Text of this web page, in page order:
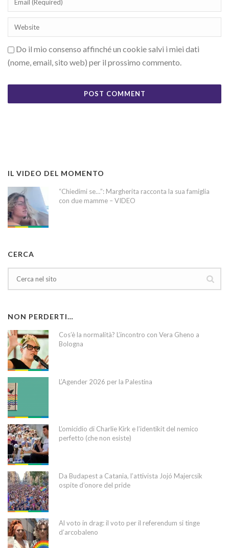
Do il mio consenso affinché un cookie salvi i miei dati
(nome, email, sito web) per il prossimo commento.
IL VIDEO DEL MOMENTO
“Chiedimi se…”: Margherita racconta la sua famiglia
con due mamme – VIDEO
CERCA
NON PERDERTI…
Cos’è la normalità? L’incontro con Vera Gheno a
Bologna
L’Agender 2026 per la Palestina
L’omicidio di Charlie Kirk e l’identikit del nemico
perfetto (che non esiste)
Da Budapest a Catania, l’attivista Jojó Majercsik
ospite d’onore del pride
Al voto in drag: il voto per il referendum si tinge
d’arcobaleno